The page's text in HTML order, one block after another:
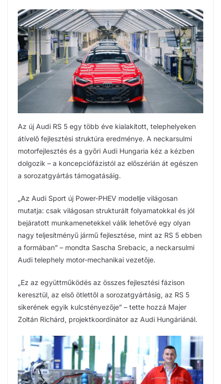
Az új Audi RS 5 egy több éve kialakított, telephelyeken
átívelő fejlesztési struktúra eredménye. A neckarsulmi
motorfejlesztés és a győri Audi Hungaria kéz a kézben
dolgozik – a koncepciófázistól az előszérián át egészen
a sorozatgyártás támogatásáig.
„Az Audi Sport új Power-PHEV modellje világosan
mutatja: csak világosan strukturált folyamatokkal és jól
bejáratott munkamenetekkel válik lehetővé egy olyan
nagy teljesítményű jármű fejlesztése, mint az RS 5 ebben
a formában” – mondta Sascha Srebacic, a neckarsulmi
Audi telephely motor-mechanikai vezetője.
„Ez az együttműködés az összes fejlesztési fázison
keresztül, az első ötlettől a sorozatgyártásig, az RS 5
sikerének egyik kulcstényezője” – tette hozzá Majer
Zoltán Richárd, projektkoordinátor az Audi Hungáriánál.